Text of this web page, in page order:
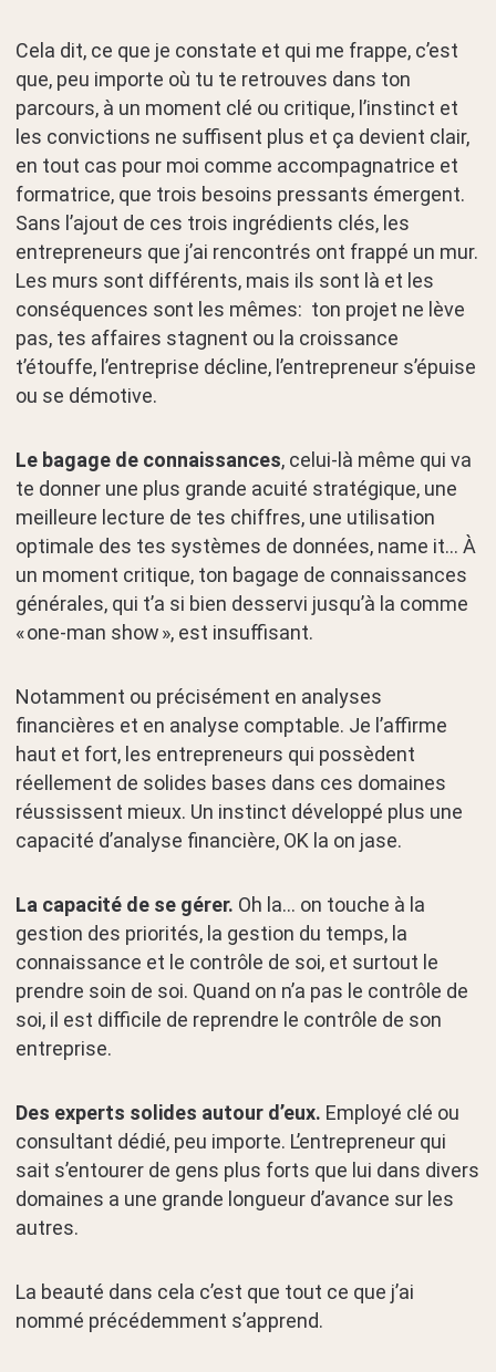
Cela dit, ce que je constate et qui me frappe, c’est
que, peu importe où tu te retrouves dans ton
parcours, à un moment clé ou critique, l’instinct et
les convictions ne suffisent plus et ça devient clair,
en tout cas pour moi comme accompagnatrice et
formatrice, que trois besoins pressants émergent.
Sans l’ajout de ces trois ingrédients clés, les
entrepreneurs que j’ai rencontrés ont frappé un mur.
Les murs sont différents, mais ils sont là et les
conséquences sont les mêmes: ton projet ne lève
pas, tes affaires stagnent ou la croissance
t’étouffe, l’entreprise décline, l’entrepreneur s’épuise
ou se démotive.
Le bagage de connaissances, celui-là même qui va
te donner une plus grande acuité stratégique, une
meilleure lecture de tes chiffres, une utilisation
optimale des tes systèmes de données, name it… À
un moment critique, ton bagage de connaissances
générales, qui t’a si bien desservi jusqu’à la comme
« one-man show », est insuffisant.
Notamment ou précisément en analyses
financières et en analyse comptable. Je l’affirme
haut et fort, les entrepreneurs qui possèdent
réellement de solides bases dans ces domaines
réussissent mieux. Un instinct développé plus une
capacité d’analyse financière, OK la on jase.
La capacité de se gérer. Oh la… on touche à la
gestion des priorités, la gestion du temps, la
connaissance et le contrôle de soi, et surtout le
prendre soin de soi. Quand on n’a pas le contrôle de
soi, il est difficile de reprendre le contrôle de son
entreprise.
Des experts solides autour d’eux. Employé clé ou
consultant dédié, peu importe. L’entrepreneur qui
sait s’entourer de gens plus forts que lui dans divers
domaines a une grande longueur d’avance sur les
autres.
La beauté dans cela c’est que tout ce que j’ai
nommé précédemment s’apprend.